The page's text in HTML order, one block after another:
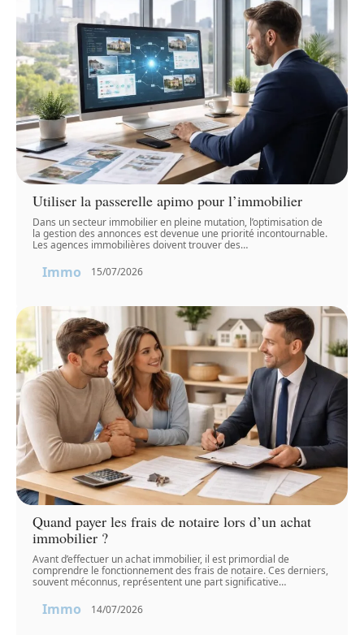
Utiliser la passerelle apimo pour l’immobilier
Dans un secteur immobilier en pleine mutation, l’optimisation de
la gestion des annonces est devenue une priorité incontournable.
Les agences immobilières doivent trouver des…
Immo 15/07/2026
Quand payer les frais de notaire lors d’un achat
immobilier ?
Avant d’effectuer un achat immobilier, il est primordial de
comprendre le fonctionnement des frais de notaire. Ces derniers,
souvent méconnus, représentent une part significative…
Immo 14/07/2026